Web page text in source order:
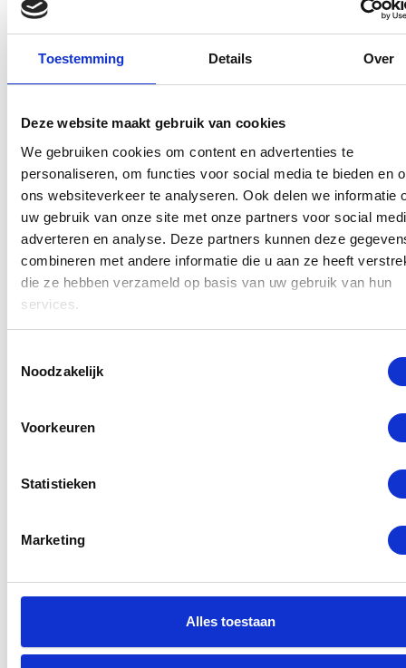
Toestemming Details Over
Deze website maakt gebruik van cookies
We gebruiken cookies om content en advertenties te
personaliseren, om functies voor social media te bieden en
ons websiteverkeer te analyseren. Ook delen we informatie
uw gebruik van onze site met onze partners voor social
adverteren en analyse. Deze partners kunnen deze
combineren met andere informatie die u aan ze heeft
die ze hebben verzameld op basis van uw gebruik van hun
services.
Noodzakelijk
Voorkeuren
Statistieken
Marketing
Alles toestaan
Partner Programma
originele Apple-onderdelen te bestellen en
reparaties uit te voeren met behulp van officiële
reparaties uitvoeren volgens de hoogste
standaarden, zonder dat er waarschuwingen of
meldingen verschijnen in de instellingen van uw
iPhone 17 Pro Max na de reparatie. U kunt na de
reparatie genieten van uw toestel met behoud van
al uw gegevens.
Lees meer